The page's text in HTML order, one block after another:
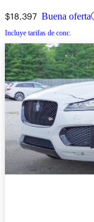
$18,397 Buena oferta
Incluye tarifas de conc.